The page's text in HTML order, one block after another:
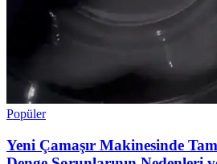
Popüler
Yeni Çamaşır Makinesinde